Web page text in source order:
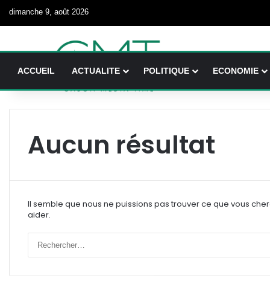
dimanche 9, août 2026
ACCUEIL ACTUALITE POLITIQUE ECONOMIE
Aucun résultat
Il semble que nous ne puissions pas trouver ce que vous
aider.